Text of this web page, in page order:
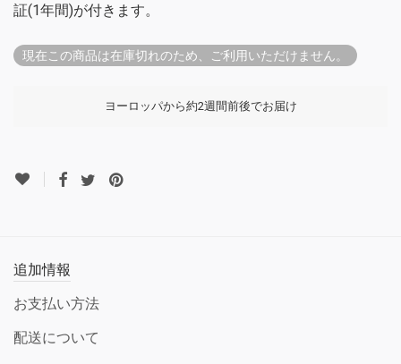
証(1年間)が付きます。
現在この商品は在庫切れのため、ご利用いただけません。
ヨーロッパから約2週間前後でお届け
追加情報
お支払い方法
配送について